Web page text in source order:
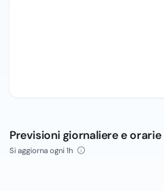
Previsioni giornaliere e orarie
Si aggiorna ogni 1h